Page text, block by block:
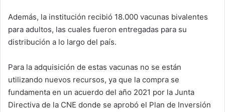
Además, la institución recibió 18.000 vacunas bivalentes
para adultos, las cuales fueron entregadas para su
distribución a lo largo del país.
Para la adquisición de estas vacunas no se están
utilizando nuevos recursos, ya que la compra se
fundamenta en un acuerdo del año 2021 por la Junta
Directiva de la CNE donde se aprobó el Plan de Inversión